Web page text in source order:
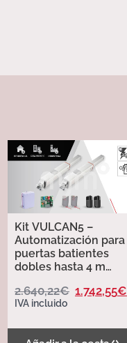
Kit VULCAN5 –
Automatización para
puertas batientes
dobles hasta 4 m
2.640,22€ 1.742,55€
IVA incluido